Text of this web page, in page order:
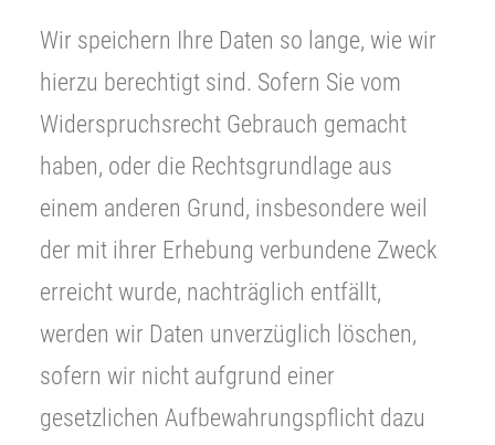
Wir speichern Ihre Daten so lange, wie wir
hierzu berechtigt sind. Sofern Sie vom
Widerspruchsrecht Gebrauch gemacht
haben, oder die Rechtsgrundlage aus
einem anderen Grund, insbesondere weil
der mit ihrer Erhebung verbundene Zweck
erreicht wurde, nachträglich entfällt,
werden wir Daten unverzüglich löschen,
sofern wir nicht aufgrund einer
gesetzlichen Aufbewahrungspflicht dazu